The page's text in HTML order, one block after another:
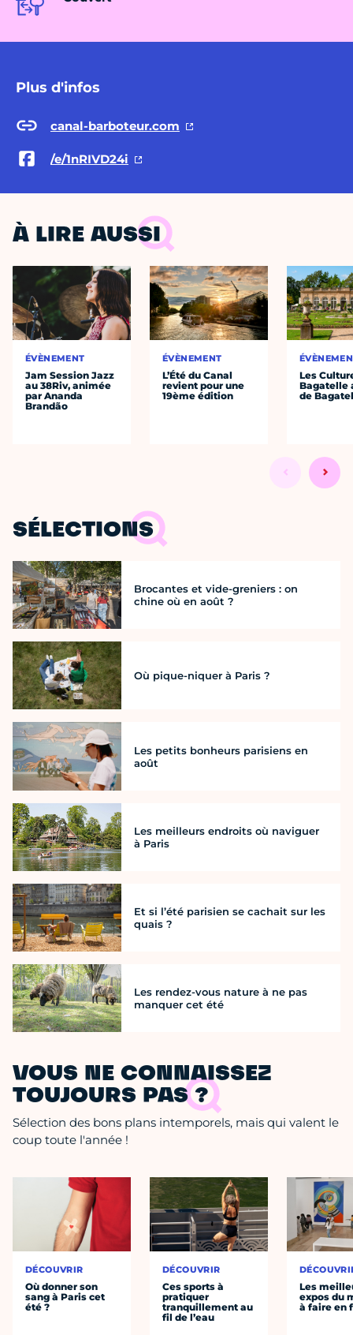
Plus d'infos
canal-barboteur.com
/e/1nRIVD24i
À LIRE AUSSI
ÉVÈNEMENT
Jam Session Jazz
au 38Riv, animée
par Ananda
Brandão
ÉVÈNEMENT
L’Été du Canal
revient pour une
19ème édition
Les
Bagatelle
de
SÉLECTIONS
Brocantes et vide-greniers : on
chine où en août ?
Où pique-niquer à Paris ?
Les petits bonheurs parisiens en
août
Les meilleurs endroits où naviguer
à Paris
Et si l’été parisien se cachait sur les
quais ?
Les rendez-vous nature à ne pas
manquer cet été
VOUS NE CONNAISSEZ
TOUJOURS PAS ?
Sélection des bons plans intemporels, mais qui valent le
coup toute l'année !
DÉCOUVRIR
Où donner son
sang à Paris cet
été ?
DÉCOUVRIR
Ces sports à
pratiquer
tranquillement au
fil de l’eau
Les
expos du
à faire en